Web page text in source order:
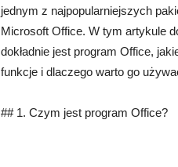
jednym z najpopularniejszych
Microsoft Office. W tym artykule
dokładnie jest program Office,
funkcje i dlaczego warto go
## 1. Czym jest program Office?